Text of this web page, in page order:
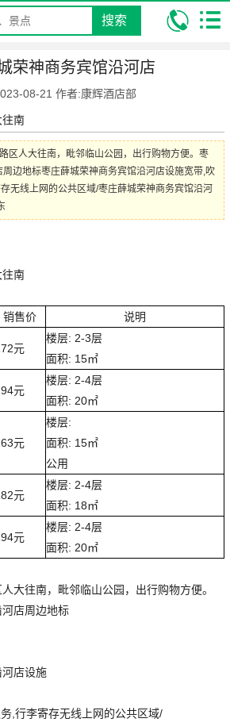
搜索
荣神商务宾馆沿河店
08-21 作者:康辉酒店部
南
区人大往南，毗邻临山公园，出行购物方便。枣
边地标枣庄薛城荣神商务宾馆沿河店设施宽带,吹
无线上网的公共区域/枣庄薛城荣神商务宾馆沿河
南
销售价 说明
元
楼层: 2-3层
面积: 15㎡
元
楼层: 2-4层
面积: 20㎡
元
楼层:
面积: 15㎡
公用
元
楼层: 2-4层
面积: 18㎡
元
楼层: 2-4层
面积: 20㎡
大往南，毗邻临山公园，出行购物方便。
店周边地标
店设施
,行李寄存无线上网的公共区域/